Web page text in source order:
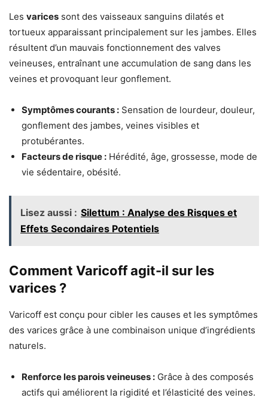
Les varices sont des vaisseaux sanguins dilatés et
tortueux apparaissant principalement sur les jambes. Elles
résultent d’un mauvais fonctionnement des valves
veineuses, entraînant une accumulation de sang dans les
veines et provoquant leur gonflement.
Symptômes courants : Sensation de lourdeur, douleur,
gonflement des jambes, veines visibles et
protubérantes.
Facteurs de risque : Hérédité, âge, grossesse, mode de
vie sédentaire, obésité.
Lisez aussi : Silettum : Analyse des Risques et
Effets Secondaires Potentiels
Comment Varicoff agit-il sur les
varices ?
Varicoff est conçu pour cibler les causes et les symptômes
des varices grâce à une combinaison unique d’ingrédients
naturels.
Renforce les parois veineuses : Grâce à des composés
actifs qui améliorent la rigidité et l’élasticité des veines.